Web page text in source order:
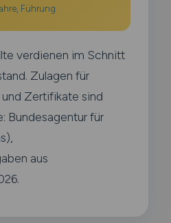
Führung
verdienen im Schnitt
Zulagen für
Zertifikate sind
Bundesagentur für
aus